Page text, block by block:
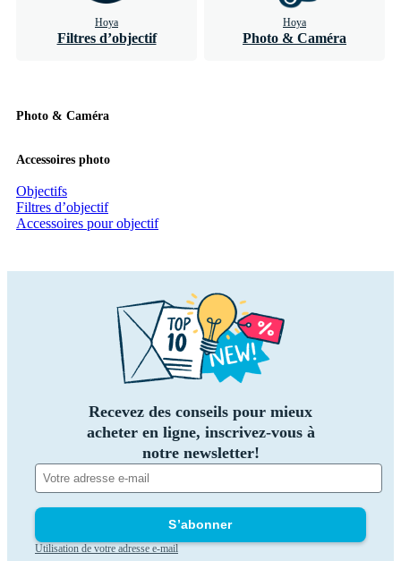
Hoya
Filtres d’objectif
Hoya
Photo & Caméra
Photo & Caméra
Accessoires photo
Objectifs
Filtres d’objectif
Accessoires pour objectif
Recevez des conseils pour mieux
acheter en ligne, inscrivez-vous à
notre newsletter!
S’abonner
Utilisation de votre adresse e-mail